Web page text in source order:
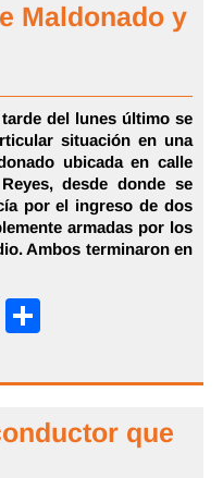
Maldonado y
del lunes último se
situación en una
ubicada en calle
desde donde se
por el ingreso de dos
armadas por los
Ambos terminaron en
Pinterest
que